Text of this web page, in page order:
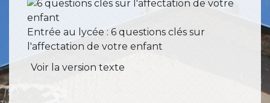
Entrée au lycée : 6 questions clés sur
l'affectation de votre enfant
Voir la version texte